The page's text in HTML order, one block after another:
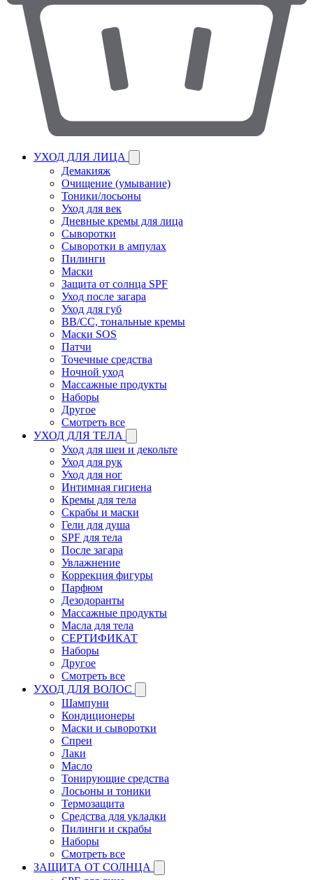
УХОД ДЛЯ ЛИЦА
Демакияж
Очищение (умывание)
Тоники/лосьоны
Уход для век
Дневные кремы для лица
Сыворотки
Сыворотки в ампулах
Пилинги
Маски
Защита от солнца SPF
Уход после загара
Уход для губ
BB/CC, тональные кремы
Маски SOS
Патчи
Точечные средства
Ночной уход
Массажные продукты
Наборы
Другое
Смотреть все
УХОД ДЛЯ ТЕЛА
Уход для шеи и декольте
Уход для рук
Уход для ног
Интимная гигиена
Кремы для тела
Скрабы и маски
Гели для душа
SPF для тела
После загара
Увлажнение
Коррекция фигуры
Парфюм
Дезодоранты
Массажные продукты
Масла для тела
СЕРТИФИКАТ
Наборы
Другое
Смотреть все
УХОД ДЛЯ ВОЛОС
Шампуни
Кондиционеры
Маски и сыворотки
Спреи
Лаки
Масло
Тонирующие средства
Лосьоны и тоники
Термозащита
Средства для укладки
Пилинги и скрабы
Наборы
Смотреть все
ЗАЩИТА ОТ СОЛНЦА